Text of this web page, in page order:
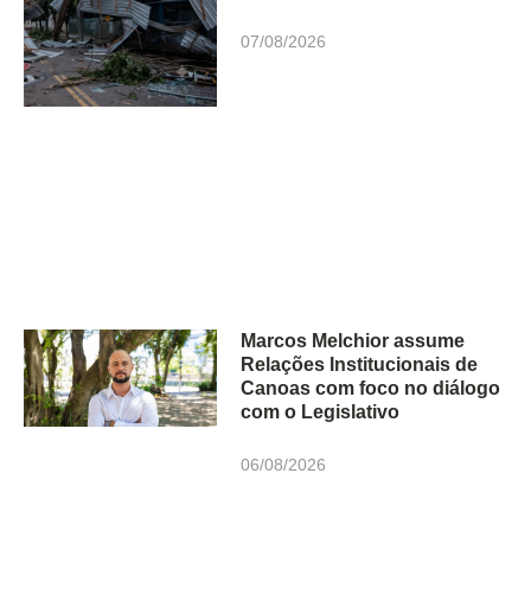
07/08/2026
Marcos Melchior assume
Relações Institucionais de
Canoas com foco no diálogo
com o Legislativo
06/08/2026